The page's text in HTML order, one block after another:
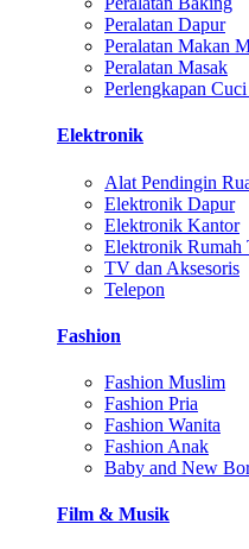
Peralatan Dapur
Peralatan Makan
Peralatan Masak
Perlengkapan
Elektronik
Alat Pendingin
Elektronik Dapur
Elektronik Kantor
Elektronik Rumah
TV dan Aksesoris
Telepon
Fashion
Fashion Muslim
Fashion Pria
Fashion Wanita
Fashion Anak
Baby and New
Film & Musik